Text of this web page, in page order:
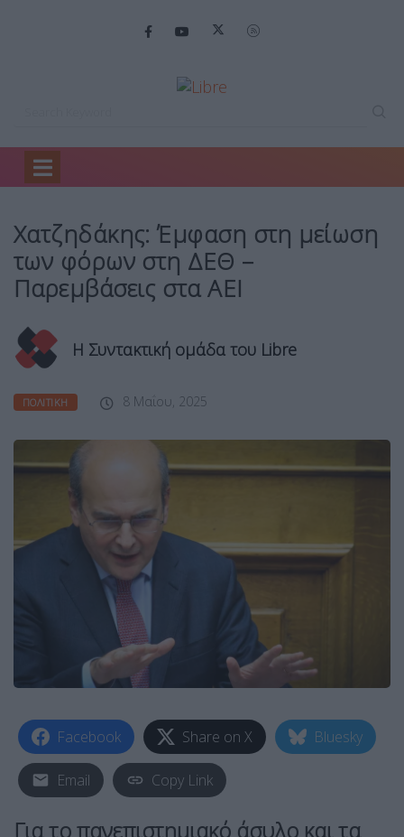
Home
Χατζηδάκης: Έμφαση στη μείωση
των φόρων στη ΔΕΘ –
Παρεμβάσεις στα ΑΕΙ
Η Συντακτική ομάδα του Libre
ΠΟΛΙΤΙΚΉ 8 Μαΐου, 2025
Facebook Share on X Bluesky
Email Copy Link
Για τοπανεπιστημιακό άσυλο και τα